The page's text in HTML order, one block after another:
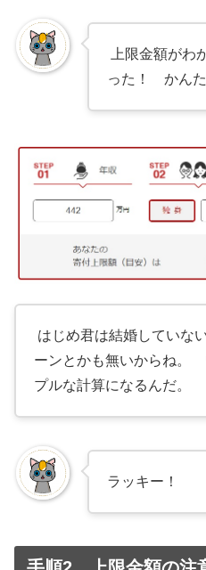
上限金額が
った！ かんた
はじめ君は結婚していな
ーンとかも無いからね。
プルな計算になるんだ。
ラッキー！